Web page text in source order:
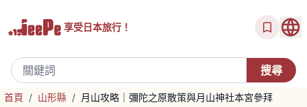
享受日本旅行！
首頁 / 山形縣 / 月山攻略｜彌陀之原散策與月山神社本宮參拜